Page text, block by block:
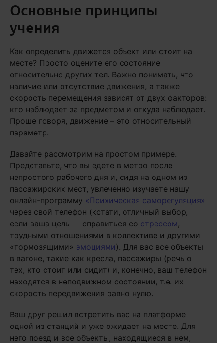
Основные принципы
учения
Как определить движется объект или стоит на
месте? Просто оцените его состояние
относительно других тел. Важно понимать, что
наличие или отсутствие движения, а также
скорость перемещения зависят от двух факторов:
кто наблюдает за предметом и откуда наблюдает.
Проще говоря, движение – это относительный
параметр.
Давайте рассмотрим на простом примере.
Представьте, что вы едете в метро после
непростого рабочего дня и, сидя на одном из
пассажирских мест, увлеченно изучаете нашу
онлайн-программу «Психическая саморегуляция»
через свой телефон (кстати, отличный выбор,
если ваша цель — справиться со стрессом,
трудными отношениями в коллективе и другими
«тормозящими» эмоциями). Для вас все объекты
в вагоне, такие как кресла, пассажиры (речь о
тех, кто стоит или сидит) и, конечно, ваш телефон
находятся в неподвижном состоянии, т.е. их
скорость передвижения равно нулю.
Ваш друг решил встретить вас на платформе
одной из станций и уже ожидает на месте. Для
него поезд и все объекты, находящиеся в нем,